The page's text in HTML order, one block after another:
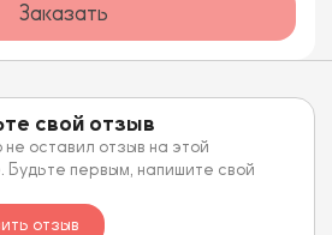
Заказать
свой отзыв
не оставил отзыв на этой
Будьте первым, напишите свой
отзыв